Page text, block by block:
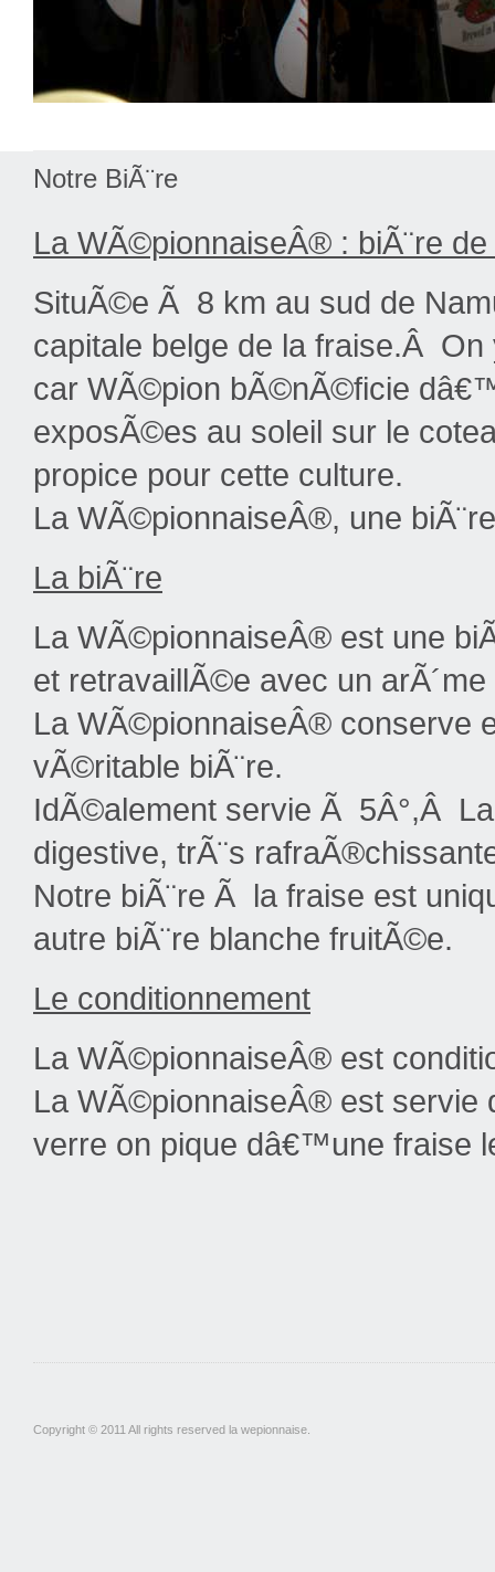
Notre BiÃ¨re
La WÃ©pionnaiseÂ® : biÃ¨re
SituÃ©e Ã 8 km au sud de
capitale belge de la fraise.Â
car WÃ©pion bÃ©nÃ©ficie
exposÃ©es au soleil sur le
propice pour cette culture.
La WÃ©pionnaiseÂ®, une
La biÃ¨re
La WÃ©pionnaiseÂ® est une
et retravaillÃ©e avec un
La WÃ©pionnaiseÂ®
vÃ©ritable biÃ¨re.
IdÃ©alement servie Ã 5Â°,Â
digestive, trÃ¨s
Notre biÃ¨re Ã la fraise est
autre biÃ¨re blanche fruitÃ©e.
Le conditionnement
La WÃ©pionnaiseÂ® est
La WÃ©pionnaiseÂ® est servie
verre on pique dâ€™une fraise
Copyright © 2011 All rights reserved la wepionnaise.